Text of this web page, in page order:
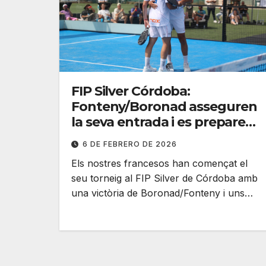
FIP Silver Córdoba:
Fonteny/Boronad asseguren
la seva entrada i es preparen
per a un xoc
6 DE FEBRERO DE 2026
Els nostres francesos han començat el
seu torneig al FIP Silver de Córdoba amb
una victòria de Boronad/Fonteny i uns…